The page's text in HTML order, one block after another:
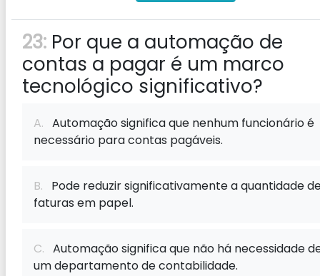
23: Por que a automação de
contas a pagar é um marco
tecnológico significativo?
A. Automação significa que nenhum funcionário é
necessário para contas pagáveis.
B. Pode reduzir significativamente a quantidade
faturas em papel.
C. Automação significa que não há necessidade
um departamento de contabilidade.